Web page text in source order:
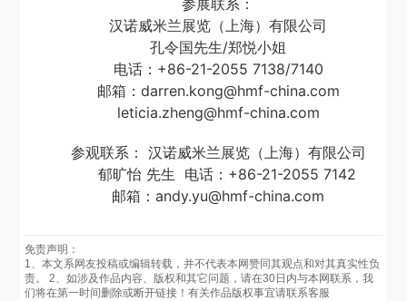
汉诺威米兰展览（上海）有限公司
孔令国先生/郑悦小姐
电话：+86-21-2055 7138/7140
邮箱：darren.kong@hmf-china.com
leticia.zheng@hmf-china.com
参观联系： 汉诺威米兰展览（上海）有限公司
郁旷怡 先生 电话：+86-21-2055 7142
邮箱：andy.yu@hmf-china.com
免责声明：
1、本文系网友投稿或编辑转载，并不代表本网赞同其观点和对其真实性负
责。 2、如涉及作品内容、版权和其它问题，请在30日内与本网联系，我
们将在第一时间删除或断开链接！有关作品版权事宜请联系客服